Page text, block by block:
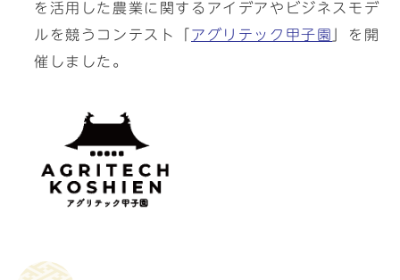
を活用した農業に関するアイデアやビジネスモデ
ルを競うコンテスト「 アグリテック甲子園
」を開
催しました。